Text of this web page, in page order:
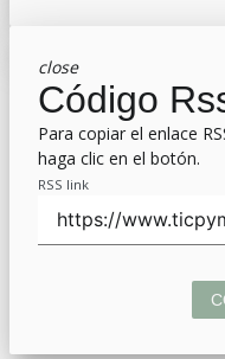
close
Código
Para copiar el enlace
haga clic en el botón.
RSS link